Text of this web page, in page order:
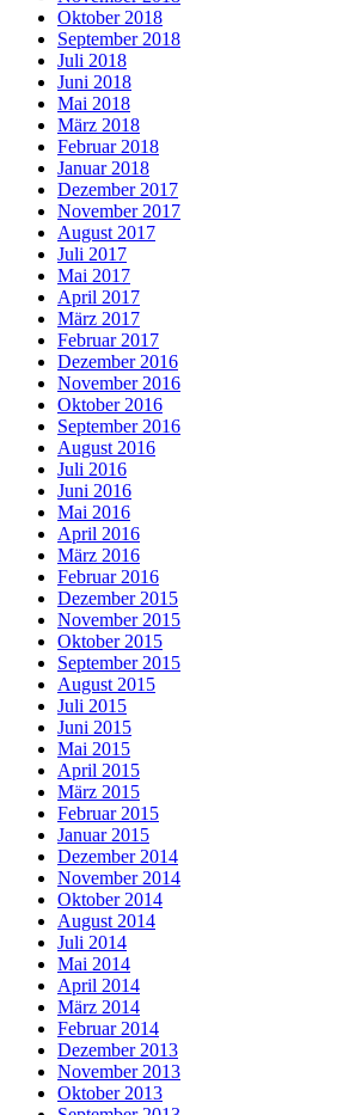
Oktober 2018
September 2018
Juli 2018
Juni 2018
Mai 2018
März 2018
Februar 2018
Januar 2018
Dezember 2017
November 2017
August 2017
Juli 2017
Mai 2017
April 2017
März 2017
Februar 2017
Dezember 2016
November 2016
Oktober 2016
September 2016
August 2016
Juli 2016
Juni 2016
Mai 2016
April 2016
März 2016
Februar 2016
Dezember 2015
November 2015
Oktober 2015
September 2015
August 2015
Juli 2015
Juni 2015
Mai 2015
April 2015
März 2015
Februar 2015
Januar 2015
Dezember 2014
November 2014
Oktober 2014
August 2014
Juli 2014
Mai 2014
April 2014
März 2014
Februar 2014
Dezember 2013
November 2013
Oktober 2013